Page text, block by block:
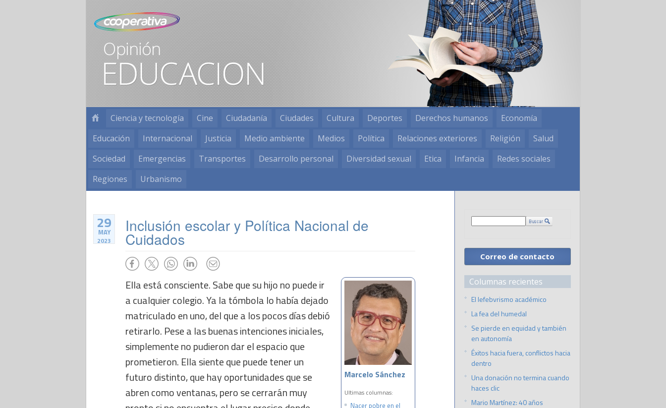
Ciencia y tecnología Cine Ciudadanía Ciudades Cultura Deportes Derechos humanos
Economía
Educación
Internacional Justicia Medio ambiente Medios Política Relaciones exteriores Religión
Salud
Sociedad
Emergencias Transportes Desarrollo personal Diversidad sexual Etica Infancia
Redes sociales
Regiones
Urbanismo
29
MAY
2023
Inclusión escolar y Política Nacional de
Cuidados
Marcelo Sánchez
Ultimas columnas:
Nacer pobre en el
Ella está consciente. Sabe que su hijo no puede ir
a cualquier colegio. Ya la tómbola lo había dejado
matriculado en uno, del que a los pocos días debió
retirarlo. Pese a las buenas intenciones iniciales,
simplemente no pudieron dar el espacio que
prometieron. Ella siente que puede tener un
futuro distinto, que hay oportunidades que se
abren como ventanas, pero se cerrarán muy
Correo de contacto
Columnas recientes
El lefebvrismo académico
La fea del humedal
Se pierde en equidad y también
en autonomía
Éxitos hacia fuera, conflictos hacia
dentro
Una donación no termina cuando
haces clic
Mario Martínez: 40 años